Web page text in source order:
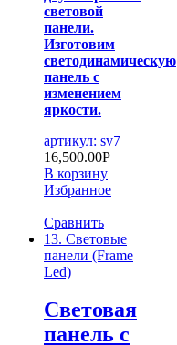
световой
панели.
Изготовим
светодинамическую
панель с
изменением
яркости.
артикул: sv7
16,500.00Р
В корзину
Избранное
Сравнить
13. Световые
панели (Frame
Led)
Световая
панель с